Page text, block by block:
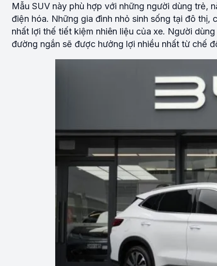
Mẫu SUV này phù hợp với những người dùng trẻ,
điện hóa. Những gia đình nhỏ sinh sống tại đô
nhất lợi thế tiết kiệm nhiên liệu của xe. Người
đường ngắn sẽ được hưởng lợi nhiều nhất từ chế